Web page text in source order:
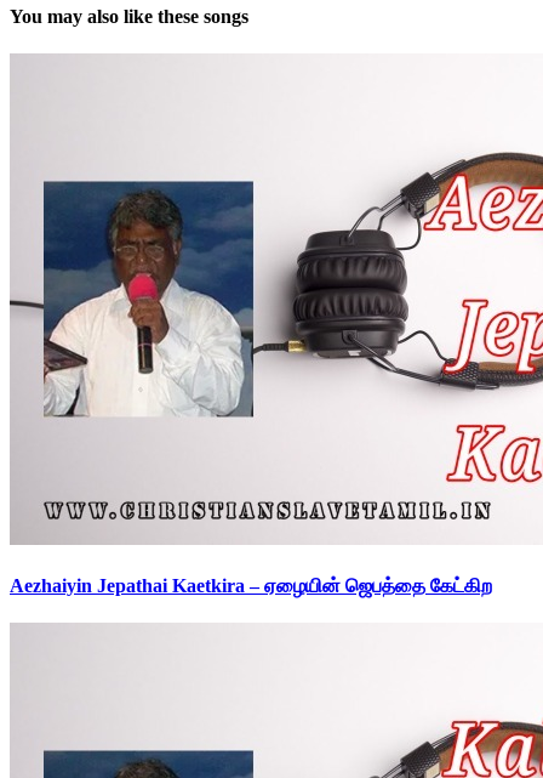
You may also like these songs
Aezhaiyin Jepathai Kaetkira – ஏழையின் ஜெபத்தை கேட்கிற